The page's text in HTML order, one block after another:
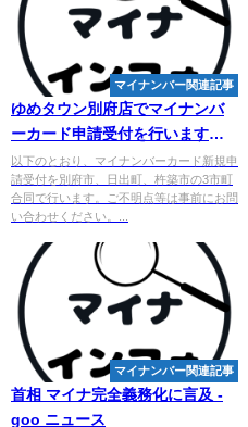
マイナンバー関連記事
ゆめタウン別府店でマイナンバ
ーカード申請受付を行います！ -
杵築市
以下のとおり、マイナンバーカード新規申
請受付を別府市、日出町、杵築市の3市町
合同で行います。ご不明点等は事前にお問
い合わせください。...
マイナンバー関連記事
首相 マイナ完全義務化に言及 -
goo ニュース